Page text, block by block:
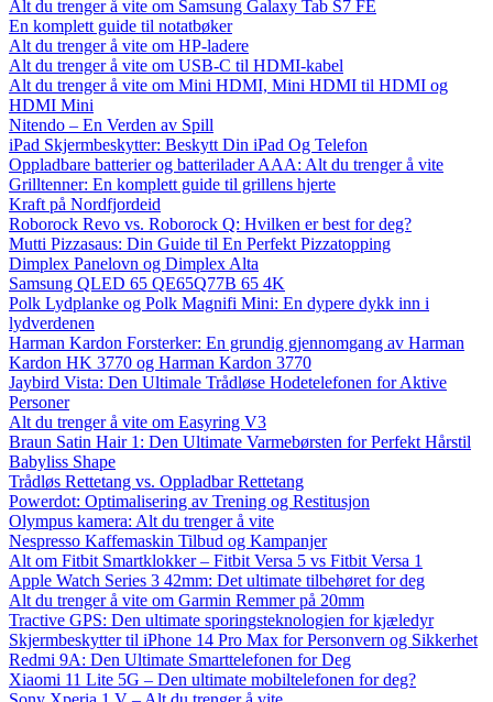
Alt du trenger å vite om Samsung Galaxy Tab S7 FE
En komplett guide til notatbøker
Alt du trenger å vite om HP-ladere
Alt du trenger å vite om USB-C til HDMI-kabel
Alt du trenger å vite om Mini HDMI, Mini HDMI til HDMI og
HDMI Mini
Nitendo – En Verden av Spill
iPad Skjermbeskytter: Beskytt Din iPad Og Telefon
Oppladbare batterier og batterilader AAA: Alt du trenger å vite
Grilltenner: En komplett guide til grillens hjerte
Kraft på Nordfjordeid
Roborock Revo vs. Roborock Q: Hvilken er best for deg?
Mutti Pizzasaus: Din Guide til En Perfekt Pizzatopping
Dimplex Panelovn og Dimplex Alta
Samsung QLED 65 QE65Q77B 65 4K
Polk Lydplanke og Polk Magnifi Mini: En dypere dykk inn i
lydverdenen
Harman Kardon Forsterker: En grundig gjennomgang av Harman
Kardon HK 3770 og Harman Kardon 3770
Jaybird Vista: Den Ultimale Trådløse Hodetelefonen for Aktive
Personer
Alt du trenger å vite om Easyring V3
Braun Satin Hair 1: Den Ultimate Varmebørsten for Perfekt Hårstil
Babyliss Shape
Trådløs Rettetang vs. Oppladbar Rettetang
Powerdot: Optimalisering av Trening og Restitusjon
Olympus kamera: Alt du trenger å vite
Nespresso Kaffemaskin Tilbud og Kampanjer
Alt om Fitbit Smartklokker – Fitbit Versa 5 vs Fitbit Versa 1
Apple Watch Series 3 42mm: Det ultimate tilbehøret for deg
Alt du trenger å vite om Garmin Remmer på 20mm
Tractive GPS: Den ultimate sporingsteknologien for kjæledyr
Skjermbeskytter til iPhone 14 Pro Max for Personvern og Sikkerhet
Redmi 9A: Den Ultimate Smarttelefonen for Deg
Xiaomi 11 Lite 5G – Den ultimate mobiltelefonen for deg?